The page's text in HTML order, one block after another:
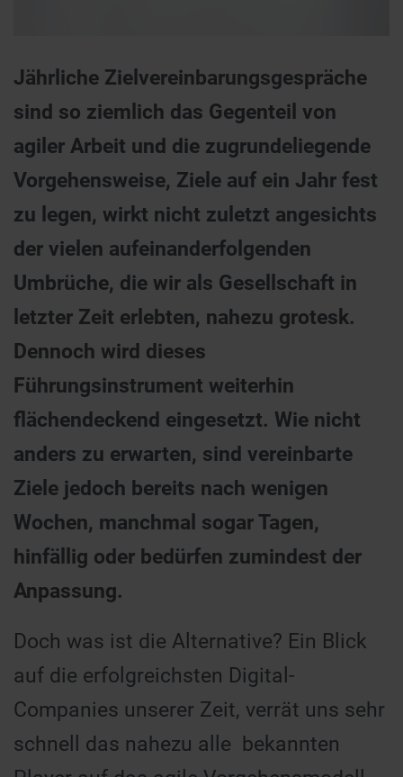
Jährliche Zielvereinbarungsgespräche
sind so ziemlich das Gegenteil von
agiler Arbeit und die zugrundeliegende
Vorgehensweise, Ziele auf ein Jahr fest
zu legen, wirkt nicht zuletzt angesichts
der vielen aufeinanderfolgenden
Umbrüche, die wir als Gesellschaft in
letzter Zeit erlebten, nahezu grotesk.
Dennoch wird dieses
Führungsinstrument weiterhin
flächendeckend eingesetzt. Wie nicht
anders zu erwarten, sind vereinbarte
Ziele jedoch bereits nach wenigen
Wochen, manchmal sogar Tagen,
hinfällig oder bedürfen zumindest der
Anpassung.
Doch was ist die Alternative? Ein Blick
auf die erfolgreichsten Digital-
Companies unserer Zeit, verrät uns sehr
schnell das nahezu alle bekannten